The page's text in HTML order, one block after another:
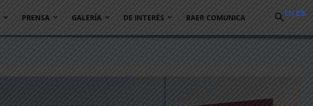
PRENSA GALERÍA DE INTERÉS BAER COMUNICA EN ES